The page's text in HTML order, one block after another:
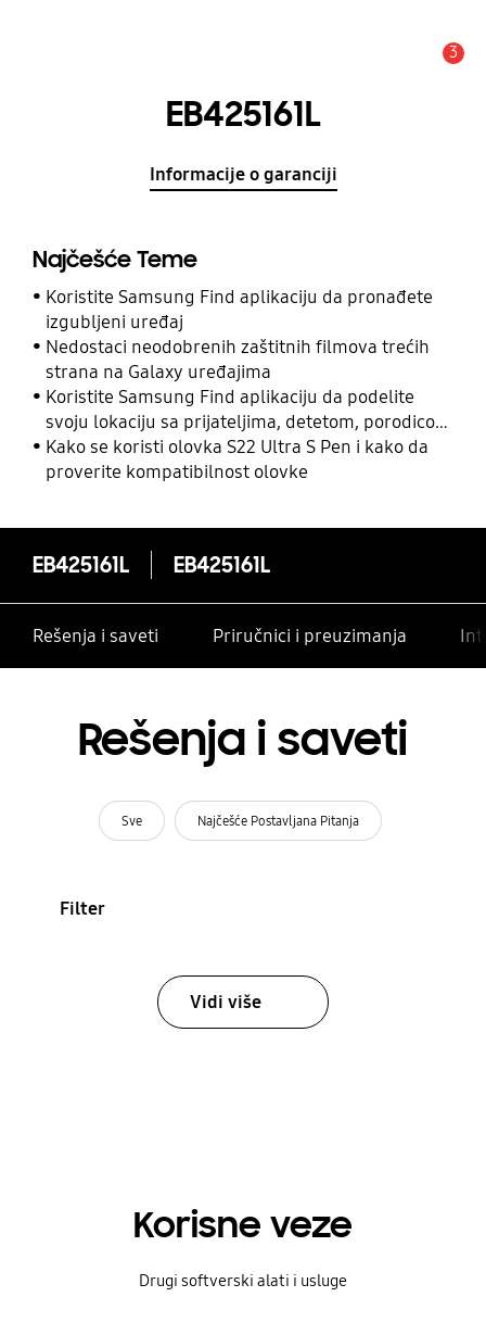
3
EB425161L
Informacije o garanciji
Najčešće Teme
Koristite Samsung Find aplikaciju da pronađete
izgubljeni uređaj
Nedostaci neodobrenih zaštitnih filmova trećih
strana na Galaxy uređajima
Koristite Samsung Find aplikaciju da podelite
svoju lokaciju sa prijateljima, detetom, porodicom
i drugim kontaktima
Kako se koristi olovka S22 Ultra S Pen i kako da
proverite kompatibilnost olovke
EB425161L EB425161L
Rešenja i saveti Priručnici i preuzimanja
Rešenja i saveti
Sve Najčešće Postavljana Pitanja
Filter
Vidi više
Korisne veze
Drugi softverski alati i usluge